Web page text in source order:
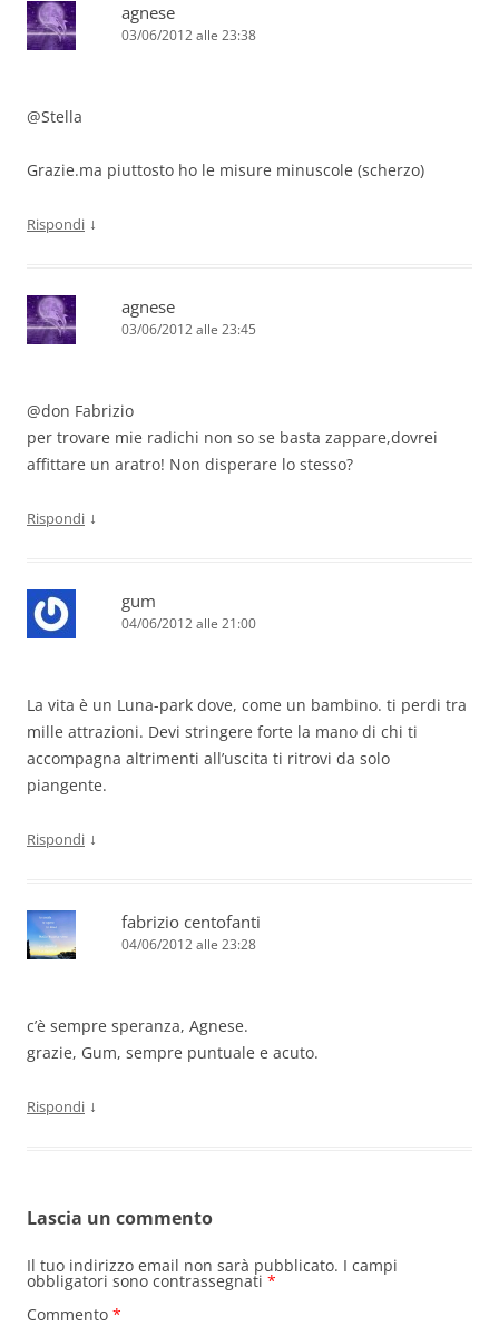
agnese
03/06/2012 alle 23:38
@Stella
Grazie.ma piuttosto ho le misure minuscole (scherzo)
Rispondi ↓
agnese
03/06/2012 alle 23:45
@don Fabrizio
per trovare mie radichi non so se basta zappare,dovrei
affittare un aratro! Non disperare lo stesso?
Rispondi ↓
gum
04/06/2012 alle 21:00
La vita è un Luna-park dove, come un bambino. ti perdi tra
mille attrazioni. Devi stringere forte la mano di chi ti
accompagna altrimenti all’uscita ti ritrovi da solo
piangente.
Rispondi ↓
fabrizio centofanti
04/06/2012 alle 23:28
c’è sempre speranza, Agnese.
grazie, Gum, sempre puntuale e acuto.
Rispondi ↓
Lascia un commento
Il tuo indirizzo email non sarà pubblicato. I campi
obbligatori sono contrassegnati *
Commento *